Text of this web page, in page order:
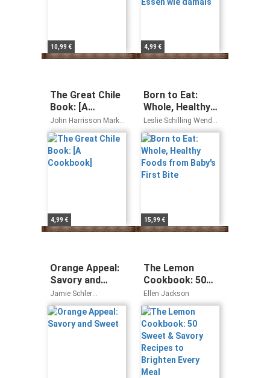
10,99 € 4,99 €
The Great Chile
Book: [A
Cookbook]
John Harrisson Mark
Miller
4,99 €
Born to Eat:
Whole, Healthy
Foods from
Baby's First Bite
Leslie Schilling Wendy
Jo Peterson
15,99 €
Orange Appeal:
Savory and
Sweet
Jamie Schler
Dagneaux
The Lemon
Cookbook: 50
Sweet & Savory
Recipes to
Brighten Every
Meal
Ellen Jackson